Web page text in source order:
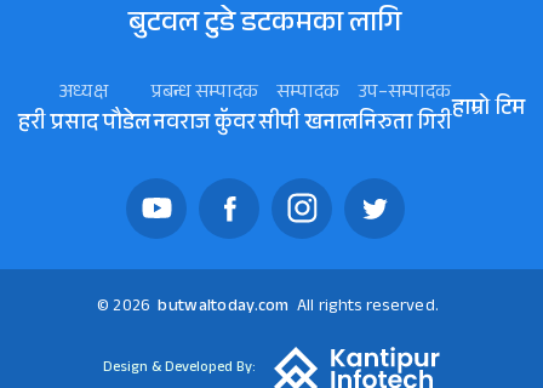
बुटवल टुडे डटकमका लागि
अध्यक्ष
हरी प्रसाद पौडेल
प्रबन्ध सम्पादक
नवराज कॅुवर
सम्पादक
सीपी खनाल
उप–सम्पादक
निरुता गिरीहाम्रो टिम
© 2026 butwaltoday.com All rights reserved.
Design & Developed By: